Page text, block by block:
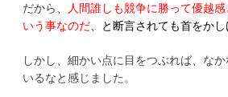
だから、
人間誰しも競争に勝って優越
いう事なのだ 、と断言されても首をかし
しかし、細かい点に目をつぶれば、な
いるなと感じました。